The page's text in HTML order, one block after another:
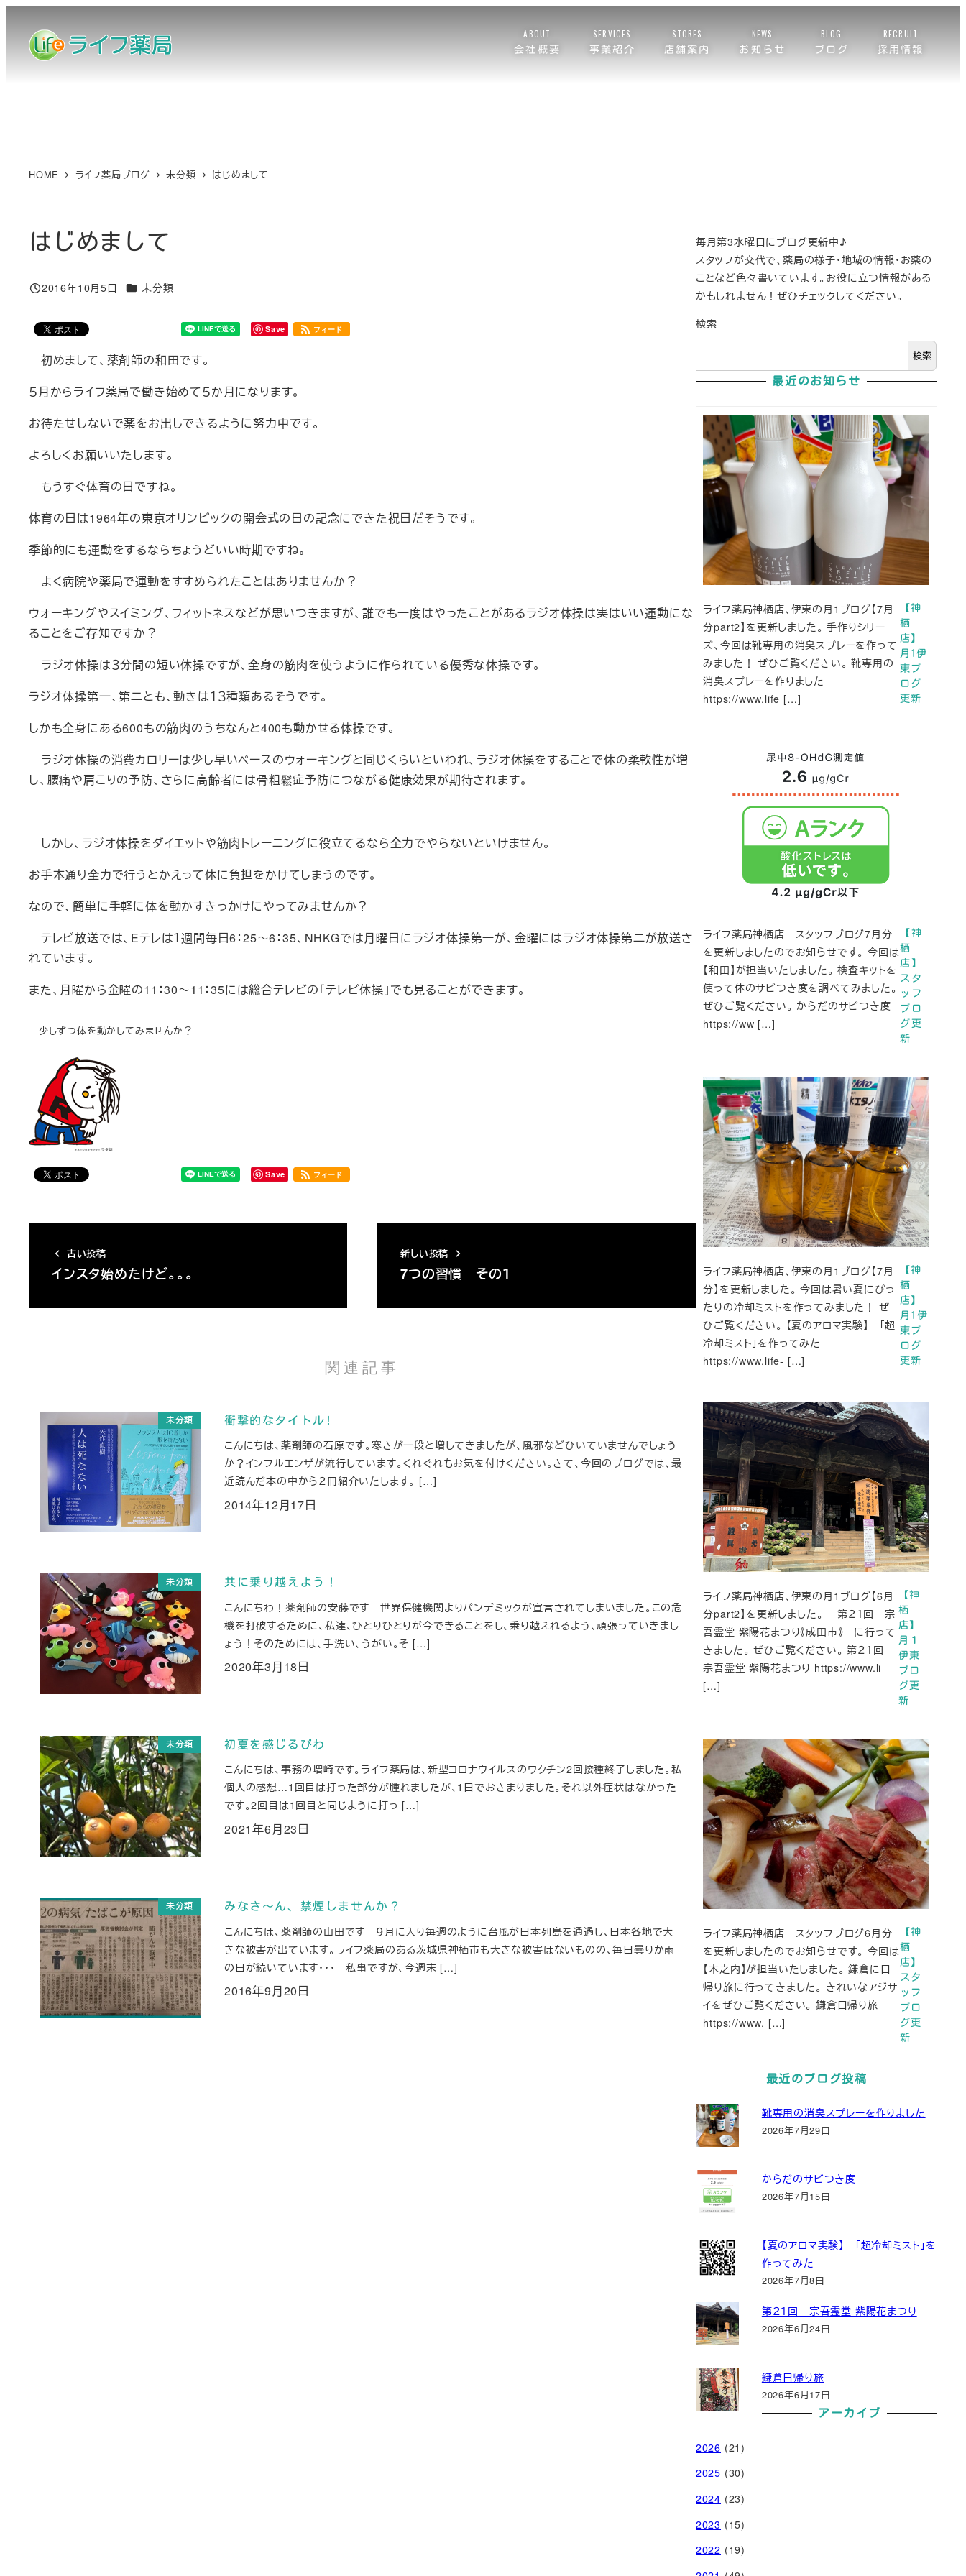
ABOUT
会社概要
SERVICES
事業紹介
STORES
店舗案内
NEWS
お知らせ
BLOG
ブログ
RECRUIT
採用情報
HOME ライフ薬局ブログ 未分類 はじめまして
はじめまして
投稿日
2016年10月5日 カテゴリー
未分類
Save フィード
初めまして、薬剤師の和田です。
５月からライフ薬局で働き始めて５か月になります。
お待たせしないで薬をお出しできるように努力中です。
よろしくお願いいたします。
もうすぐ体育の日ですね。
体育の日は1964年の東京オリンピックの開会式の日の記念にできた祝日だそうです。
季節的にも運動をするならちょうどいい時期ですね。
よく病院や薬局で運動をすすめられたことはありませんか？
ウォーキングやスイミング、フィットネスなどが思いつきますが、誰でも一度はやったことがあるラジオ体操は実はいい運動にな
ることをご存知ですか？
ラジオ体操は３分間の短い体操ですが、全身の筋肉を使うように作られている優秀な体操です。
ラジオ体操第一、第二とも、動きは１３種類あるそうです。
しかも全身にある600もの筋肉のうちなんと400も動かせる体操です。
ラジオ体操の消費カロリーは少し早いペースのウォーキングと同じくらいといわれ、ラジオ体操をすることで体の柔軟性が増
し、腰痛や肩こりの予防、さらに高齢者には骨粗鬆症予防につながる健康効果が期待されます。
しかし、ラジオ体操をダイエットや筋肉トレーニングに役立てるなら全力でやらないといけません。
お手本通り全力で行うとかえって体に負担をかけてしまうのです。
なので、簡単に手軽に体を動かすきっかけにやってみませんか？
テレビ放送では、 Eテレは１週間毎日6：25～6：35、 NHKGでは月曜日にラジオ体操第一が、金曜にはラジオ体操第二が放送さ
れています。
また、月曜から金曜の11 ：30～11 ：35には総合テレビの「テレビ体操」でも見ることができます。
少しずつ体を動かしてみませんか？
Save フィード
古い投稿
インスタ始めたけど。。。
新しい投稿
7つの習慣 その１
関連記事
未分類 衝撃的なタイトル!
こんにちは、薬剤師の石原です。寒さが一段と増してきましたが、風邪などひいていませんでしょう
か？インフルエンザが流行しています。くれぐれもお気を付けください。さて、今回のブログでは、最
近読んだ本の中から２冊紹介いたします。 […]
投稿日
2014年12月17日
未分類 共に乗り越えよう！
こんにちわ！薬剤師の安藤です 世界保健機関よりパンデミックが宣言されてしまいました。この危
機を打破するために、私達、ひとりひとりが今できることをし、乗り越えれるよう、頑張っていきまし
ょう！そのためには、手洗い、うがい。そ […]
投稿日
2020年3月18日
未分類 初夏を感じるびわ
こんにちは、事務の増崎です。ライフ薬局は、新型コロナウイルスのワクチン2回接種終了しました。私
個人の感想…1回目は打った部分が腫れましたが、1日でおさまりました。それ以外症状はなかった
です。2回目は1回目と同じように打っ […]
投稿日
2021年6月23日
未分類 みなさ～ん、禁煙しませんか？
こんにちは、薬剤師の山田です ９月に入り毎週のように台風が日本列島を通過し、日本各地で大
きな被害が出ています。ライフ薬局のある茨城県神栖市も大きな被害はないものの、毎日曇りか雨
の日が続いています・・・ 私事ですが、今週末 […]
投稿日
2016年9月20日
毎月第3水曜日にブログ更新中♪
スタッフが交代で、薬局の様子・地域の情報・お薬の
ことなど色々書いています。お役に立つ情報がある
かもしれません！ぜひチェックしてください。
検索
検索
最近のお知らせ
【神
栖
店】
月1伊
東ブ
ログ
更新
ライフ薬局神栖店、伊東の月1ブログ【7月
分part2】を更新しました。 手作りシリー
ズ、今回は靴専用の消臭スプレーを作って
みました！ ぜひご覧ください。 靴専用の
消臭スプレーを作りました
https://www.life […]
【神
栖
店】
スタ
ッフ
ブロ
グ更
新
ライフ薬局神栖店 スタッフブログ7月分
を更新しましたのでお知らせです。 今回は
【和田】が担当いたしました。 検査キットを
使って体のサビつき度を調べてみました。
ぜひご覧ください。 からだのサビつき度
https://ww […]
【神
栖
店】
月1伊
東ブ
ログ
更新
ライフ薬局神栖店、伊東の月1ブログ【7月
分】を更新しました。 今回は暑い夏にぴっ
たりの冷却ミストを作ってみました！ ぜ
ひご覧ください。 【夏のアロマ実験】 「超
冷却ミスト」を作ってみた
https://www.life- […]
【神
栖
店】
月１
伊東
ブロ
グ更
新
ライフ薬局神栖店、伊東の月1ブログ【6月
分part2】を更新しました。 第２１回 宗
吾霊堂 紫陽花まつり《成田市》 に行って
きました。 ぜひご覧ください。 第２１回
宗吾霊堂 紫陽花まつり https://www.li
[…]
【神
栖
店】
スタ
ッフ
ブロ
グ更
新
ライフ薬局神栖店 スタッフブログ6月分
を更新しましたのでお知らせです。 今回は
【木之内】が担当いたしました。 鎌倉に日
帰り旅に行ってきました。 きれいなアジサ
イをぜひご覧ください。 鎌倉日帰り旅
https://www. […]
最近のブログ投稿
靴専用の消臭スプレーを作りました
2026年7月29日
からだのサビつき度
2026年7月15日
【夏のアロマ実験】 「超冷却ミスト」を
作ってみた
2026年7月8日
第２１回 宗吾霊堂 紫陽花まつり
2026年6月24日
鎌倉日帰り旅
2026年6月17日
アーカイブ
2026 (21)
2025 (30)
2024 (23)
2023 (15)
2022 (19)